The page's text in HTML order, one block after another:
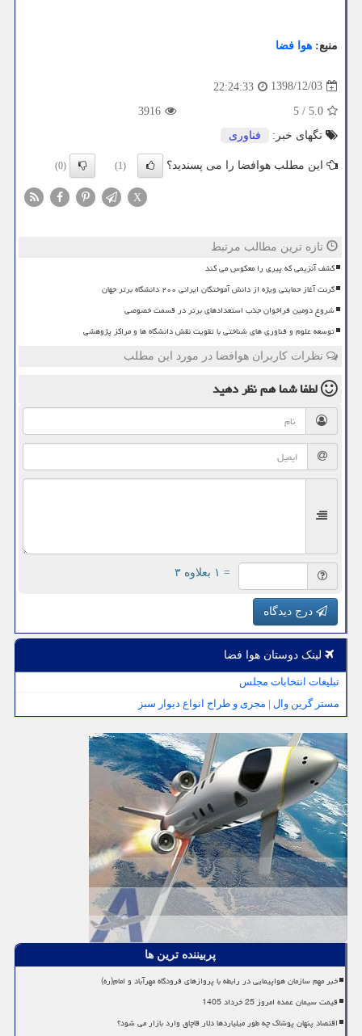
منبع: هوا فضا
1398/12/03
22:24:33
5.0
/
5
3916
تگهای خبر:
فناوری
این مطلب هوافضا را می پسندید؟ (1)
(0)
X
تازه ترین مطالب مرتبط
کشف آنزیمی که پیری را معکوس می کند
گرنت آغاز حمایتی ویژه از دانش آموختگان ایرانی ۲۰۰ دانشگاه برتر جهان
شروع دومین فراخوان جذب استعدادهای برتر در قسمت خصوصی
توسعه علوم و فناوری های شناختی با تقویت نقش دانشگاه ها و مراکز پژوهشی
نظرات کاربران هوافضا در مورد این مطلب
لطفا شما همنظر دهید
= ۱ بعلاوه ۳
درج دیدگاه
لینک دوستان هوا فضا
تبلیغات انتخابات مجلس
مستر گرین وال | مجری و طراح انواع دیوار سبز
پربیننده ترین ها
خبر مهم سازمان هواپیمایی در رابطه با پروازهای فرودگاه مهرآباد و امام(ره)
قیمت سیمان عمده امروز 25 خرداد 1405
اقتصاد پنهان پوشاک چه طور میلیاردها دلار قاچاق وارد بازار می شود؟